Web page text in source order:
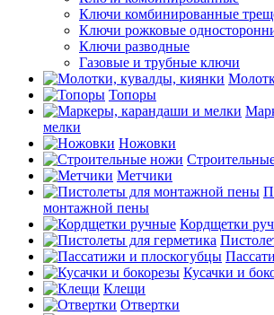
Ключи комбинированные
Ключи рожковые
Ключи разводные
Газовые и трубные ключи
Топоры
мелки
Ножовки
Метчики
монтажной пены
Кордщетки
Кусачки и
Клещи
Отвертки